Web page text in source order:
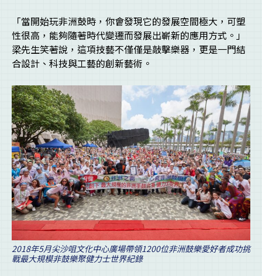
「當開始玩非洲鼓時，你會發現它的發展空間極大，可塑
性很高，能夠隨著時代變遷而發展出嶄新的應用方式。」
梁先生笑著說，這項技藝不僅僅是敲擊樂器，更是一門結
合設計、科技與工藝的創新藝術。
2018年5月尖沙咀文化中心廣場帶領1200位非洲鼓樂愛好者成功挑
戰最大規模非鼓樂聚健力士世界紀錄